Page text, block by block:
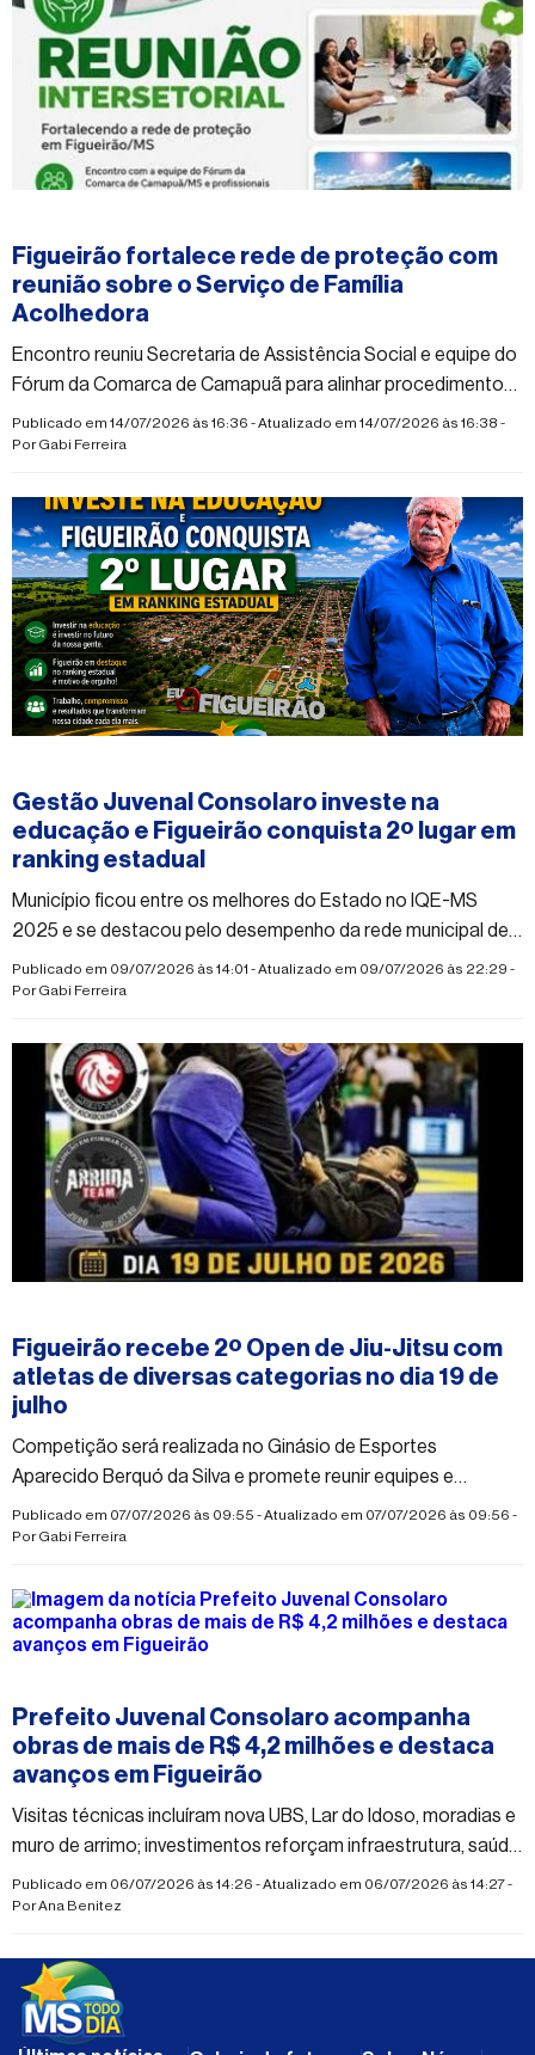
Figueirão fortalece rede de proteção com
reunião sobre o Serviço de Família
Acolhedora
Encontro reuniu Secretaria de Assistência Social e equipe do
Fórum da Comarca de Camapuã para alinhar procedimentos
e ampliar a atuação integrada da rede de atendimento
Publicado em 14/07/2026 às 16:36 - Atualizado em 14/07/2026 às 16:38 -
PorGabi Ferreira
Gestão Juvenal Consolaro investe na
educação e Figueirão conquista 2º lugar em
ranking estadual
Município ficou entre os melhores do Estado no IQE-MS
2025 e se destacou pelo desempenho da rede municipal de
ensino
Publicado em 09/07/2026 às 14:01 - Atualizado em 09/07/2026 às 22:29 -
PorGabi Ferreira
Figueirão recebe 2º Open de Jiu-Jitsu com
atletas de diversas categorias no dia 19 de
julho
Competição será realizada no Ginásio de Esportes
Aparecido Berquó da Silva e promete reunir equipes e
praticantes da modalidade em um dia de esporte, disciplina e
integração
Publicado em 07/07/2026 às 09:55 - Atualizado em 07/07/2026 às 09:56 -
PorGabi Ferreira
Prefeito Juvenal Consolaro acompanha
obras de mais de R$ 4,2 milhões e destaca
avanços em Figueirão
Visitas técnicas incluíram nova UBS, Lar do Idoso, moradias e
muro de arrimo; investimentos reforçam infraestrutura, saúde
e assistência social no município
Publicado em 06/07/2026 às 14:26 - Atualizado em 06/07/2026 às 14:27 -
PorAna Benitez